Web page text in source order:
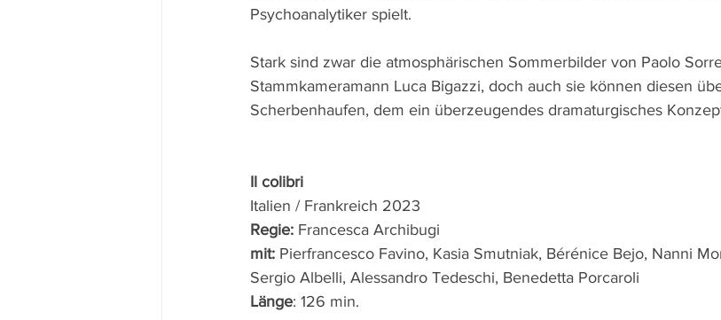
Psychoanalytiker spielt.
Stark sind zwar die atmosphärischen Sommerbilder von Paolo
Stammkameramann Luca Bigazzi, doch auch sie können diesen
Scherbenhaufen, dem ein überzeugendes dramaturgisches
Il colibri
Italien / Frankreich 2023
Regie: Francesca Archibugi
mit: Pierfrancesco Favino, Kasia Smutniak, Bérénice Bejo, Nanni
Sergio Albelli, Alessandro Tedeschi, Benedetta Porcaroli
Länge: 126 min.